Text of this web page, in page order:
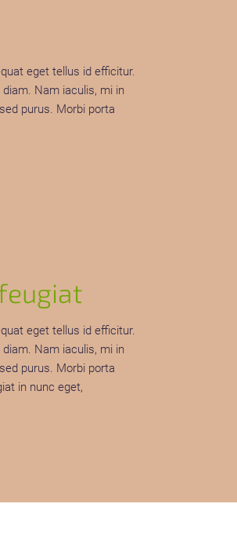
eget tellus id efficitur.
Nam iaculis, mi in
purus. Morbi porta
eget tellus id efficitur.
Nam iaculis, mi in
purus. Morbi porta
in nunc eget,